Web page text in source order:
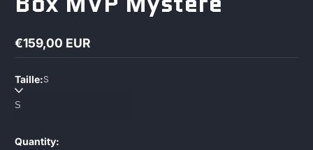
Regular
€159,00 EUR
Taille:S
Quantity: